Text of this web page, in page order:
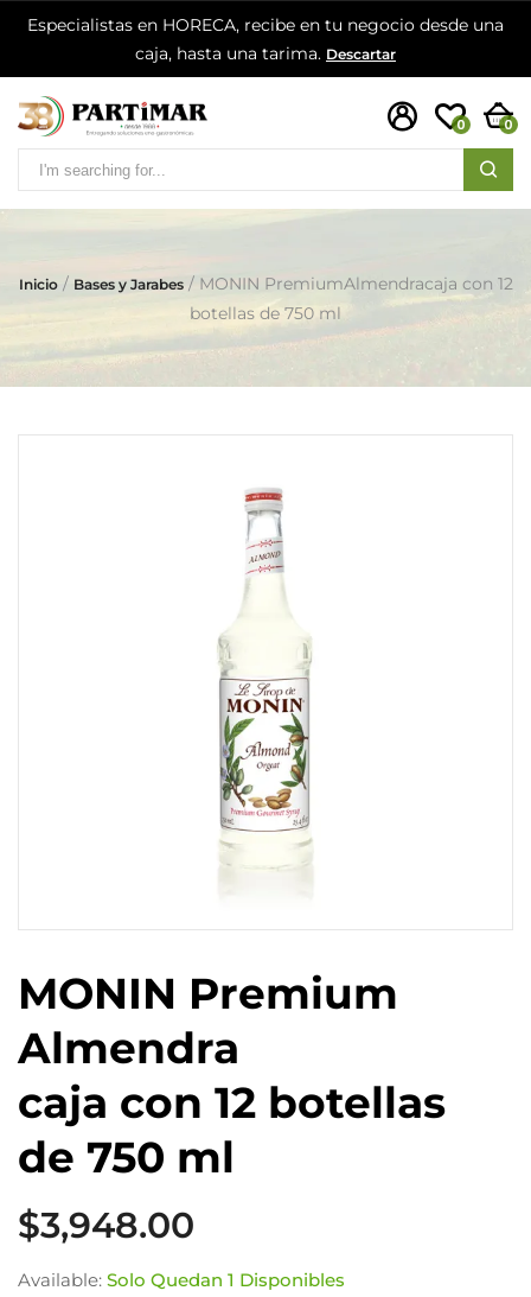
Especialistas en HORECA, recibe en tu negocio desde una
caja, hasta una tarima. Descartar
0 0
Inicio Bases y Jarabes
MONIN PremiumAlmendracaja con 12
botellas de 750 ml
MONIN Premium
Almendra
caja con 12 botellas
de 750 ml
$3,948.00
Available: Solo Quedan 1 Disponibles